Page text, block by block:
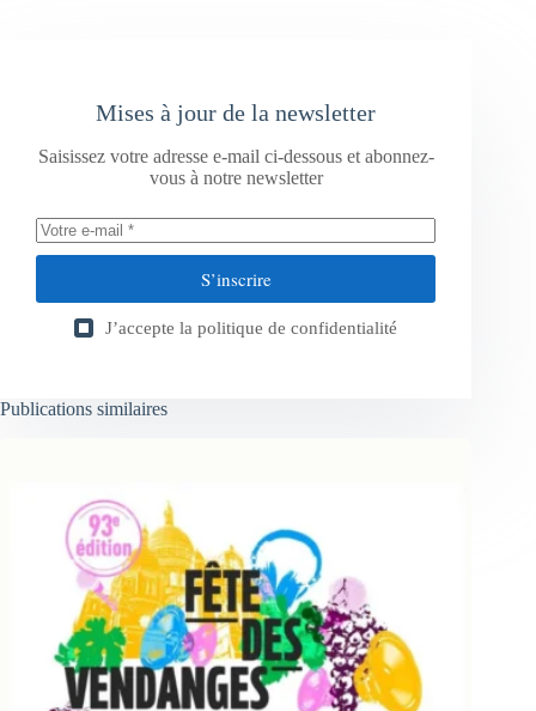
Mises à jour de la newsletter
Saisissez votre adresse e-mail ci-dessous et abonnez-
vous à notre newsletter
S’inscrire
J’accepte la politique de confidentialité
Publications similaires